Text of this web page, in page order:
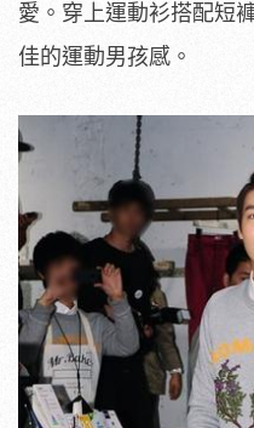
愛。穿上運動衫搭配短
佳的運動男孩感。